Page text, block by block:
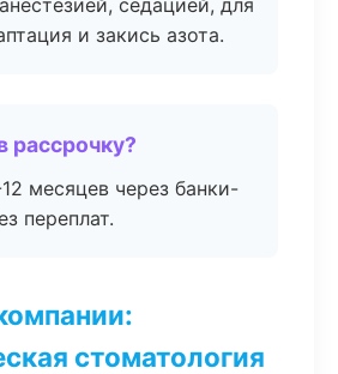
седацией, для
и закись азота.
рассрочку?
месяцев через банки-
переплат.
стоматология